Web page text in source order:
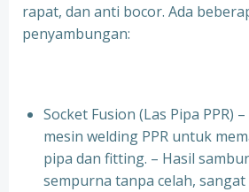
rapat, dan anti bocor. Ada
penyambungan:
Socket Fusion (Las Pipa PPR)
mesin welding PPR untuk
pipa dan fitting. – Hasil
sempurna tanpa celah,